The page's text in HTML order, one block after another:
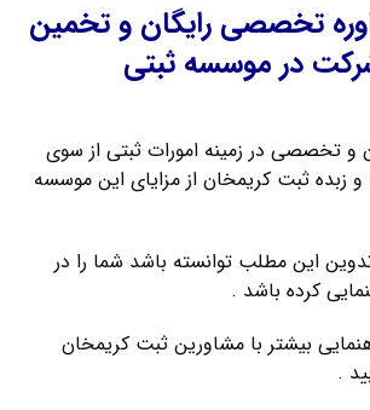
تخصصی رایگان و تخمین
در موسسه ثبتی
و تخصصی در زمینه امورات ثبتی از سوی
زبده ثبت کریمخان از مزایای این موسسه
این مطلب توانسته باشد شما را در
کرده باشد .
بیشتر با مشاورین ثبت کریمخان
.